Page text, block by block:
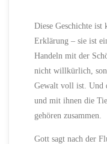
Diese Geschichte ist
Erklärung – sie ist
Handeln mit der
nicht willkürlich,
Gewalt voll ist. Und
und mit ihnen die
gehören zusammen.
Gott sagt nach der